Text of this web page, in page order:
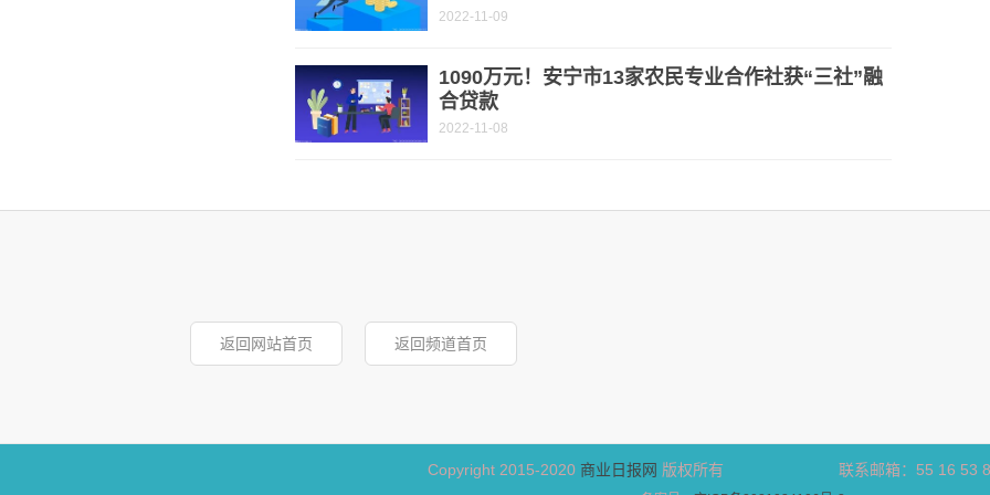
2022-11-09
1090万元！安宁市13家农民专业合作社获“三社”融
合贷款
2022-11-08
返回网站首页 返回频道首页
Copyright 2015-2020 商业日报网 版权所有 联系邮箱：55 16 53